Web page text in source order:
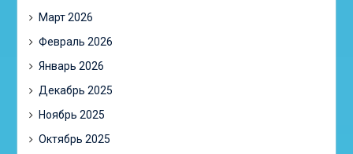
Март 2026
Февраль 2026
Январь 2026
Декабрь 2025
Ноябрь 2025
Октябрь 2025